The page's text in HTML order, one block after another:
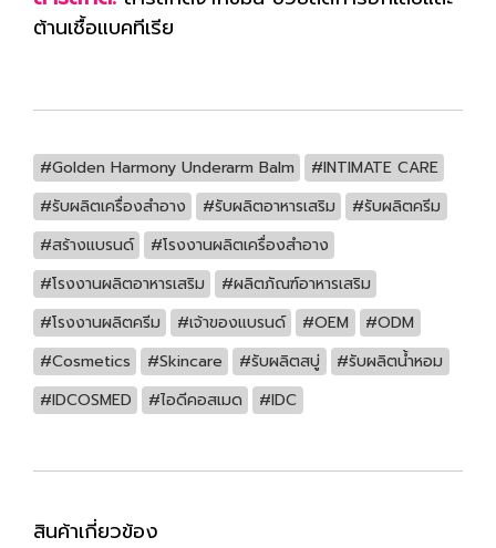
ต้านเชื้อแบคทีเรีย
#Golden Harmony Underarm Balm
#INTIMATE CARE
#รับผลิตเครื่องสำอาง
#รับผลิตอาหารเสริม
#รับผลิตครีม
#สร้างแบรนด์
#โรงงานผลิตเครื่องสำอาง
#โรงงานผลิตอาหารเสริม
#ผลิตภัณฑ์อาหารเสริม
#โรงงานผลิตครีม
#เจ้าของแบรนด์ #OEM
#ODM
#Cosmetics
#Skincare #รับผลิตสบู่
#รับผลิตน้ำหอม
#IDCOSMED
#ไอดีคอสเมด #IDC
สินค้าเกี่ยวข้อง